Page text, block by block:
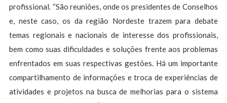
profissional. “São reuniões, onde os presidentes de Conselhos
e, neste caso, os da região Nordeste trazem para debate
temas regionais e nacionais de interesse dos profissionais,
bem como suas dificuldades e soluções frente aos problemas
enfrentados em suas respectivas gestões. Há um importante
compartilhamento de informações e troca de experiências de
atividades e projetos na busca de melhorias para o sistema